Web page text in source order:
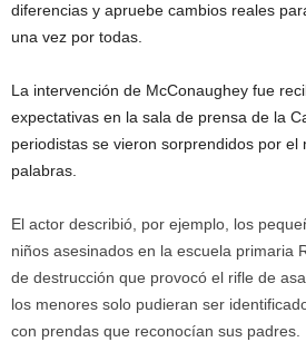
diferencias y apruebe cambios reales
una vez por todas.
La intervención de McConaughey fue
expectativas en la sala de prensa de la
periodistas se vieron sorprendidos por el
palabras.
El actor describió, por ejemplo, los
niños asesinados en la escuela primaria
de destrucción que provocó el rifle de
los menores solo pudieran ser
con prendas que reconocían sus padres.